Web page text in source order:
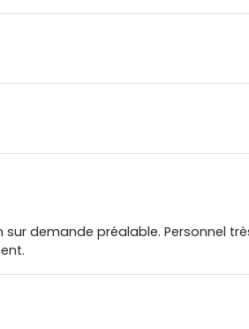
demande préalable. Personnel